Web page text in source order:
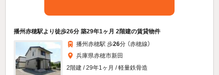
播州赤穂駅より徒歩26分 築29年1ヶ月 2階建の賃貸物件
播州赤穂駅 歩26分 （赤穂線）
兵庫県赤穂市新田
2階建 / 29年1ヶ月 / 軽量鉄骨造